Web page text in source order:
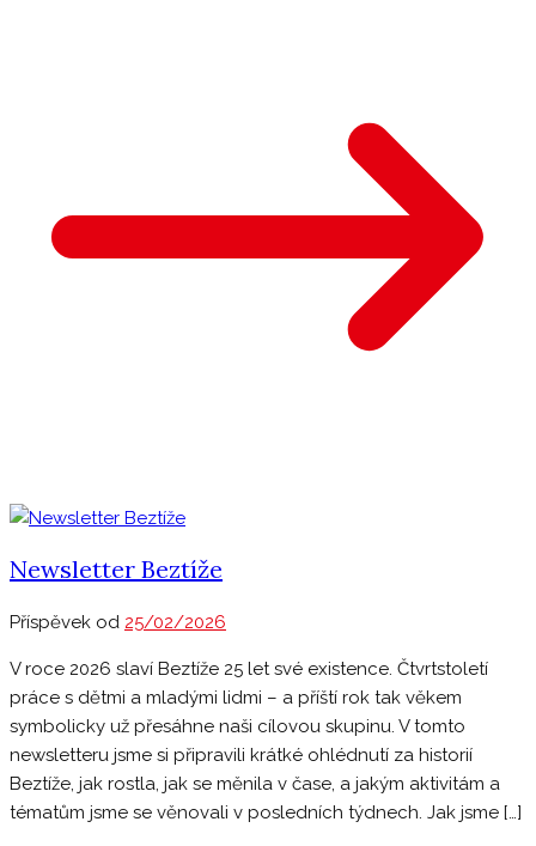
Newsletter Beztíže
Příspěvek od 25/02/2026
V roce 2026 slaví Beztíže 25 let své existence. Čtvrtstoletí
práce s dětmi a mladými lidmi – a příští rok tak věkem
symbolicky už přesáhne naši cílovou skupinu. V tomto
newsletteru jsme si připravili krátké ohlédnutí za historií
Beztíže, jak rostla, jak se měnila v čase, a jakým aktivitám a
tématům jsme se věnovali v posledních týdnech. Jak jsme […]